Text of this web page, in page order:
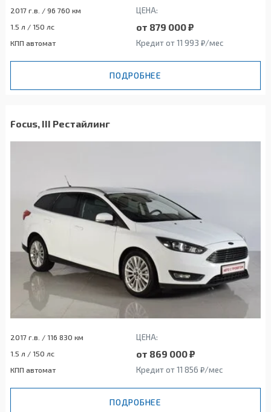
2017 г.в. / 96 760 км ЦЕНА:
1.5 л / 150 лс от 879 000 ₽
КПП автомат Кредит от 11 993 ₽/мес
ПОДРОБНЕЕ
Focus, III Рестайлинг
2017 г.в. / 116 830 км ЦЕНА:
1.5 л / 150 лс от 869 000 ₽
КПП автомат Кредит от 11 856 ₽/мес
ПОДРОБНЕЕ